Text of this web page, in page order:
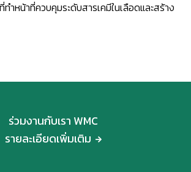
ำหน้าที่ควบคุมระดับสารเคมีในเลือดและสร้าง
ร่วมงานกับเรา WMC
รายละเอียดเพิ่มเติม